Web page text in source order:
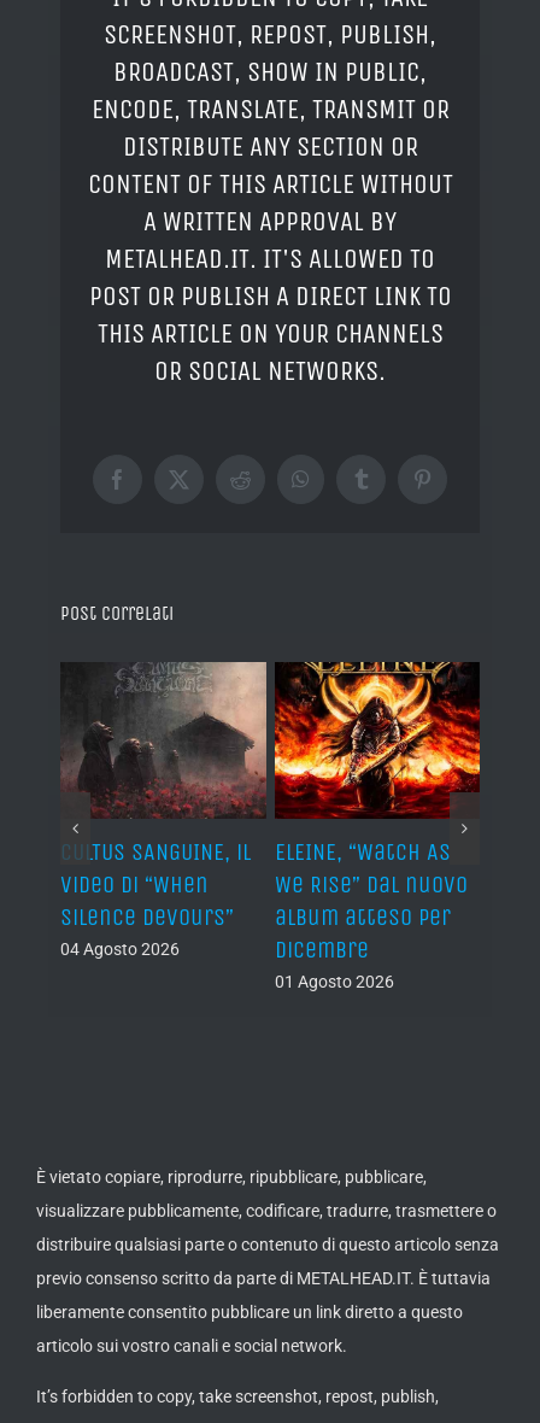
SCREENSHOT, REPOST, PUBLISH,
BROADCAST, SHOW IN PUBLIC,
ENCODE, TRANSLATE, TRANSMIT OR
DISTRIBUTE ANY SECTION OR
CONTENT OF THIS ARTICLE WITHOUT
A WRITTEN APPROVAL BY
METALHEAD.IT. IT'S ALLOWED TO
POST OR PUBLISH A DIRECT LINK TO
THIS ARTICLE ON YOUR CHANNELS
OR SOCIAL NETWORKS.
Facebook
X RedditWhatsAppTumblrPinterest
Post correlati
CULTUS SANGUINE, il
video di “When
Silence Devours”
04 Agosto 2026
ELEINE, “Watch As
We Rise” dal nuovo
album atteso per
dicembre
01 Agosto 2026
È vietato copiare, riprodurre, ripubblicare, pubblicare,
visualizzare pubblicamente, codificare, tradurre, trasmettere o
distribuire qualsiasi parte o contenuto di questo articolo senza
previo consenso scritto da parte di METALHEAD.IT. È tuttavia
liberamente consentito pubblicare un link diretto a questo
articolo sui vostro canali e social network.
It’s forbidden to copy, take screenshot, repost, publish,